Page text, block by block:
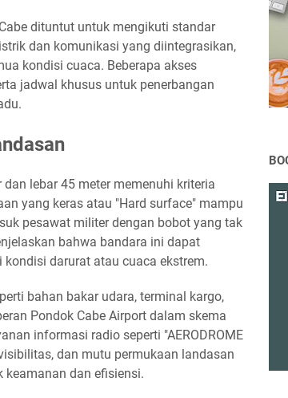
dituntut untuk mengikuti standar
dan komunikasi yang diintegrasikan,
kondisi cuaca. Beberapa akses
jadwal khusus untuk penerbangan
lebar 45 meter memenuhi kriteria
yang keras atau "Hard surface" mampu
pesawat militer dengan bobot yang tak
bahwa bandara ini dapat
darurat atau cuaca ekstrem.
bahan bakar udara, terminal kargo,
Pondok Cabe Airport dalam skema
informasi radio seperti "AERODROME
dan mutu permukaan landasan
keamanan dan efisiensi.